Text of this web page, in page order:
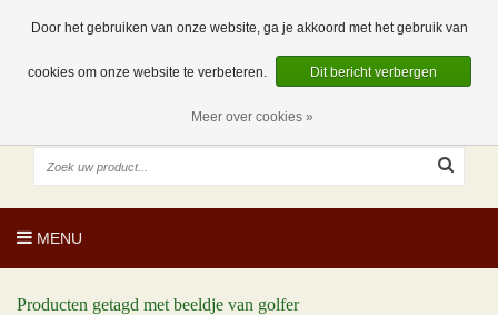
0 Artikelen
NL
EUR
MENU
Producten getagd met beeldje van golfer
Door het gebruiken van onze website, ga je akkoord met het gebruik van
cookies om onze website te verbeteren. Dit bericht verbergen
Meer over cookies »